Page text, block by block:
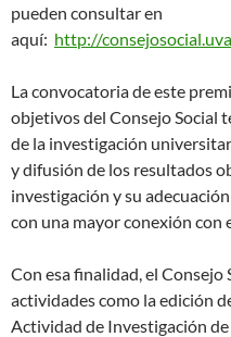
pueden consultar en
aquí: http://
La convocatoria de este
objetivos del Consejo Social
de la investigación
y difusión de los resultados
investigación y su
con una mayor conexión con
Con esa finalidad, el
actividades como la edición
Actividad de Investigación